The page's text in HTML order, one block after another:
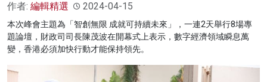
作者: 編輯精選 2024-04-15
本次峰會主題為「智創無限 成就可持續未來」，一連2天舉行8場專
題論壇，財政司司長陳茂波在開幕式上表示，數字經濟領域瞬息萬
變，香港必須加快行動才能保持領先。